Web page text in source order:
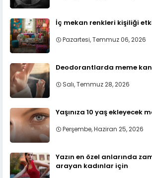
İç mekan renkleri kişiliği
Pazartesi, Temmuz 06, 2026
Deodorantlarda meme
Salı, Temmuz 28, 2026
Yaşınıza 10 yaş ekleyecek
Perşembe, Haziran 25, 2026
Yazın en özel anlarında
arayan kadınlar için